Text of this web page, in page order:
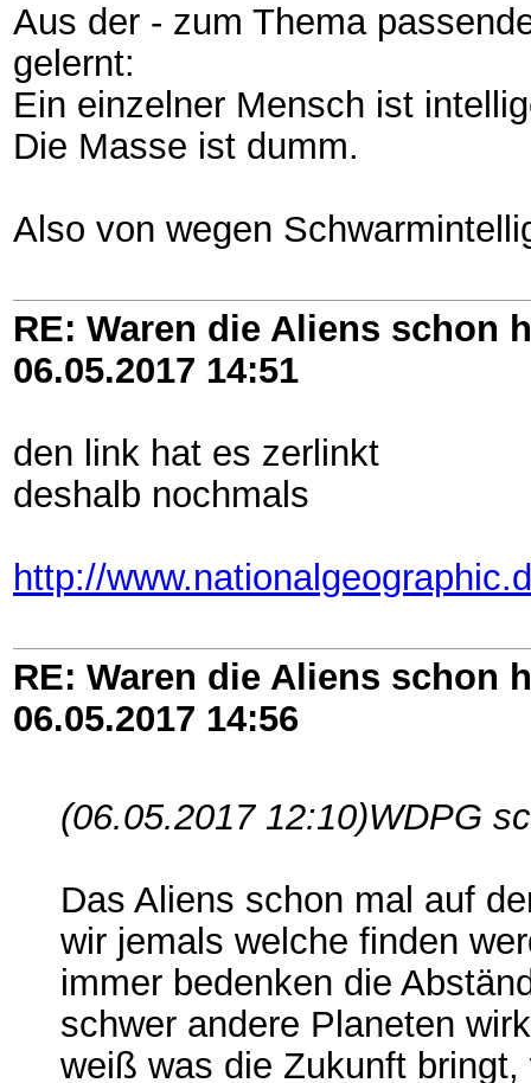
Aus der - zum Thema
gelernt:
Ein einzelner Mensch ist
Die Masse ist dumm.
Also von wegen
RE: Waren die Aliens schon
06.05.2017 14:51
den link hat es zerlinkt
deshalb nochmals
http://
RE: Waren die Aliens schon
06.05.2017 14:56
(06.05.2017 12:10)WDPG
Das Aliens schon mal auf
wir jemals welche finden
immer bedenken die
schwer andere Planeten
weiß was die Zukunft